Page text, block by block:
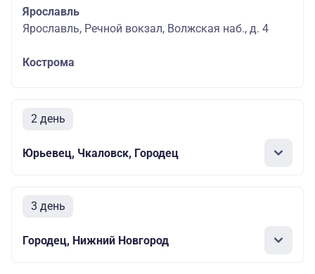
Ярославль
Ярославль, Речной вокзал, Волжская наб., д. 4
Кострома
2 день
Юрьевец, Чкаловск, Городец
3 день
Городец, Нижний Новгород